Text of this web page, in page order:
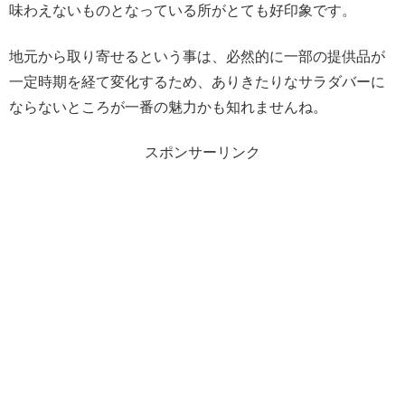
味わえないものとなっている所がとても好印象です。
地元から取り寄せるという事は、必然的に一部の提供品が
一定時期を経て変化するため、ありきたりなサラダバーに
ならないところが一番の魅力かも知れませんね。
スポンサーリンク